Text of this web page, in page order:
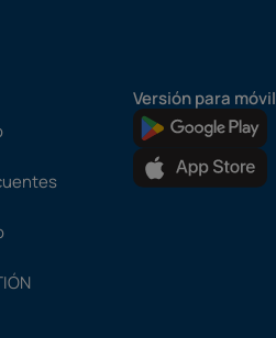
Versión para móvil